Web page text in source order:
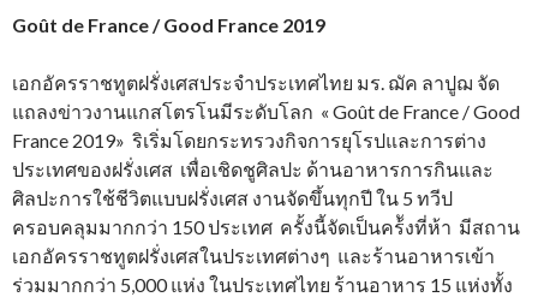
Goût de France / Good France 2019
เอกอัครราชทูตฝรั่งเศสประจำประเทศไทย มร. ฌัค ลาปูฌ จัด
แถลงข่าวงานแกสโตรโนมีระดับโลก « Goût de France / Good
France 2019» ริเริ่มโดยกระทรวงกิจการยุโรปและการต่าง
ประเทศของฝรั่งเศส เพื่อเชิดชูศิลปะ ด้านอาหารการกินและ
ศิลปะการใช้ชีวิตแบบฝรั่งเศส งานจัดขึ้นทุกปี ใน 5 ทวีป
ครอบคลุมมากกว่า 150 ประเทศ ครั้งนี้จัดเป็นคร้ังที่ห้า มีสถาน
เอกอัครราชทูตฝรั่งเศสในประเทศต่างๆ และร้านอาหารเข้า
ร่วมมากกว่า 5,000 แห่ง ในประเทศไทย ร้านอาหาร 15 แห่งทั้ง